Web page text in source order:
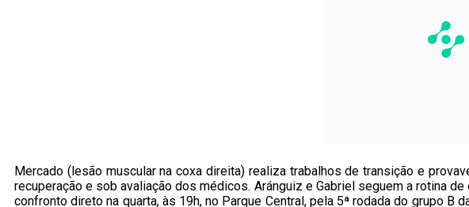
Mercado (lesão muscular na coxa direita) realiza trabalhos de transição e
recuperação e sob avaliação dos médicos. Aránguiz e Gabriel seguem a rotina
confronto direto na quarta, às 19h, no Parque Central, pela 5ª rodada do grupo